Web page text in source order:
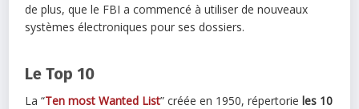
de plus, que le FBI a commencé à utiliser de nouveaux
systèmes électroniques pour ses dossiers.
Le Top 10
La “Ten most Wanted List” créée en 1950, répertorie les 10